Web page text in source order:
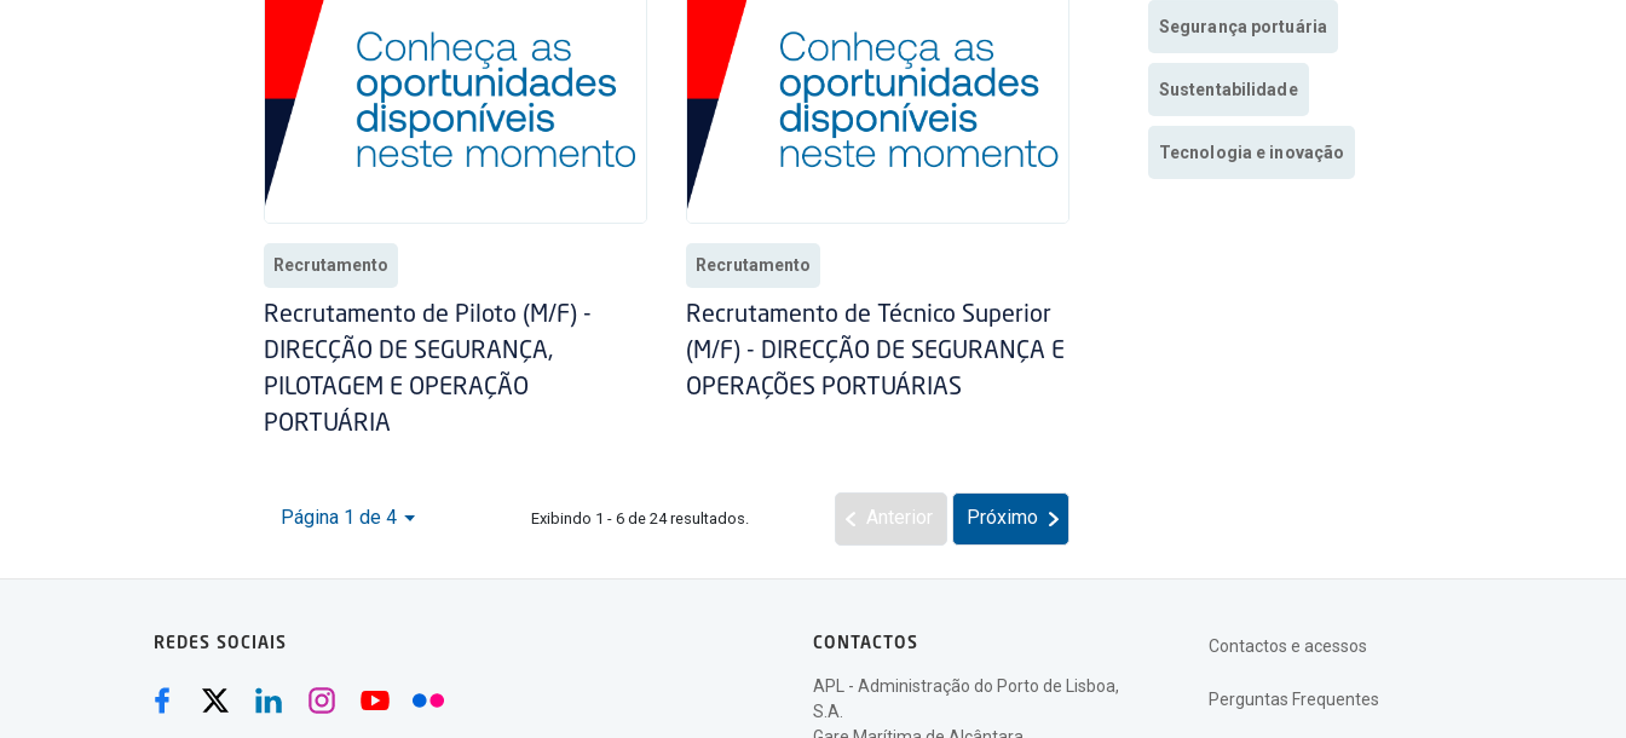
Recrutamento
Recrutamento de Piloto (M/F) -
DIRECÇÃO DE SEGURANÇA,
PILOTAGEM E OPERAÇÃO
PORTUÁRIA
Recrutamento
Recrutamento de Técnico Superior
(M/F) - DIRECÇÃO DE SEGURANÇA E
OPERAÇÕES PORTUÁRIAS
Página 1 de 4 Exibindo 1 - 6 de 24 resultados. Anterior Próximo
Segurança portuária
Sustentabilidade
Tecnologia e inovação
REDES SOCIAIS CONTACTOS
APL - Administração do Porto de Lisboa,
S.A.
Contactos e acessos
Perguntas Frequentes